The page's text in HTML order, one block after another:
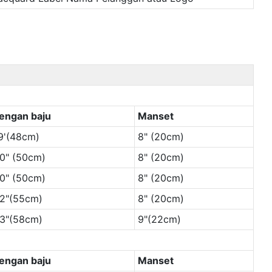
baju
Manset
8" (20cm)
(50cm)
8" (20cm)
(50cm)
8" (20cm)
8" (20cm)
9"(22cm)
baju Manset